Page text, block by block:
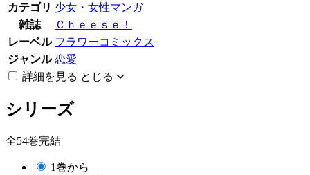
カテゴリ 少女・女性マンガ
雑誌
Ｃｈｅｅｓｅ！
レーベル フラワーコミックス
ジャンル 恋愛
詳細を見る とじる
シリーズ
全54巻完結
1巻から